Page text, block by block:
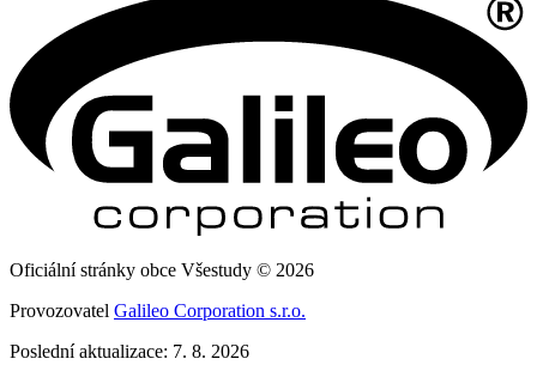
Oficiální stránky obce Všestudy © 2026
Provozovatel Galileo Corporation s.r.o.
Poslední aktualizace: 7. 8. 2026